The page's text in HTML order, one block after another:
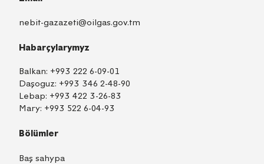
nebit-gazazeti@oilgas.gov.tm
Habarçylarymyz
Balkan: +993 222 6-09-01
Daşoguz: +993 346 2-48-90
Lebap: +993 422 3-26-83
Mary: +993 522 6-04-93
Bölümler
Baş sahypa